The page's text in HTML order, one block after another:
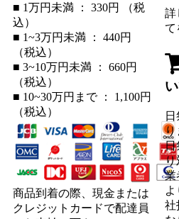
■ 1万円未満 ： 330円 （税
込）
■ 1~3万円未満 ： 440円
（税込）
■ 3~10万円未満 ： 660円
（税込）
■ 10~30万円まで ： 1,100円
（税込）
商品到着の際、現金または
クレジットカードで配達員
詳
て
り
日
り
業
社